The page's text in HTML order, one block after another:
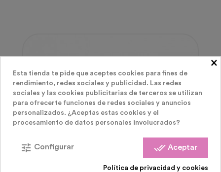
×
Esta tienda te pide que aceptes cookies para fines de
rendimiento, redes sociales y publicidad. Las redes
sociales y las cookies publicitarias de terceros se utilizan
para ofrecerte funciones de redes sociales y anuncios
personalizados. ¿Aceptas estas cookies y el
procesamiento de datos personales involucrados?
done_all Aceptar
tune Configurar
Política de privacidad y cookies